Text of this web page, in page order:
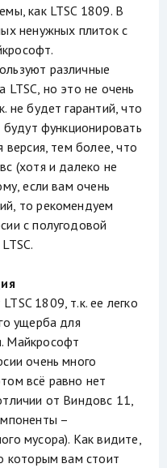
как LTSC 1809. В
ненужных плиток с
различные
но это не очень
не будет гарантий, что
функционировать
версия, тем более, что
(хотя и далеко не
если вам очень
то рекомендуем
с полугодовой
1809, т.к. ее легко
ущерба для
Майкрософт
очень много
всё равно нет
от Виндовс 11,
–
мусора). Как видите,
которым вам стоит